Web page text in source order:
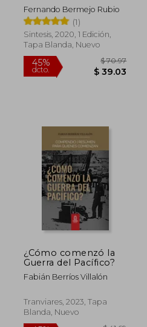
45%
dcto.
Fernando Bermejo Rubio
(1)
Sintesis, 2020, 1 Edición,
Tapa Blanda, Nuevo
¿Cómo comenzó la
Guerra del Pacífico?
Fabián Berríos Villalón
Tranviares, 2023, Tapa
Blanda, Nuevo